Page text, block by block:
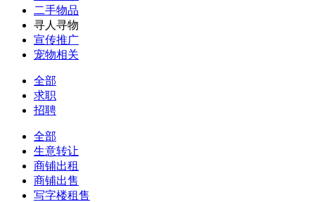
二手物品
寻人寻物
宣传推广
宠物相关
全部
求职
招聘
全部
生意转让
商铺出租
商铺出售
写字楼租售